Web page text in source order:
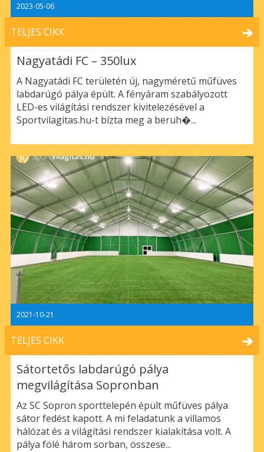
2023-05-06
TELJES CIKK
Nagyatádi FC – 350lux
A Nagyatádi FC területén új, nagyméretű műfüves
labdarúgó pálya épült. A fényáram szabályozott
LED-es világítási rendszer kivitelezésével a
Sportvilagitas.hu-t bízta meg a beruh�...
2021-10-21
TELJES CIKK
Sátortetős labdarúgó pálya
megvilágítása Sopronban
Az SC Sopron sporttelepén épült műfüves pálya
sátor fedést kapott. A mi feladatunk a villamos
hálózat és a világítási rendszer kialakítása volt. A
pálya fölé három sorban, összese...